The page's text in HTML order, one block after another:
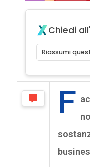
Chiedi
Riassumi
F